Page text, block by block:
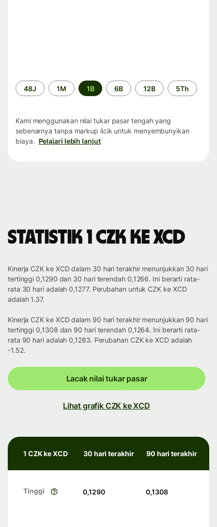
Periode
waktu
48J 1M 1B 6B 12B 5Th
Kami menggunakan nilai tukar pasar tengah yang
sebenarnya tanpa markup licik untuk menyembunyikan
biaya. Pelajari lebih lanjut
Statistik 1 CZK ke XCD
Kinerja CZK ke XCD dalam 30 hari terakhir menunjukkan 30 hari
tertinggi 0,1290 dan 30 hari terendah 0,1266. Ini berarti rata-
rata 30 hari adalah 0,1277. Perubahan untuk CZK ke XCD
adalah 1.37.
Kinerja CZK ke XCD dalam 90 hari terakhir menunjukkan 90 hari
tertinggi 0,1308 dan 90 hari terendah 0,1264. Ini berarti rata-
rata 90 hari adalah 0,1283. Perubahan CZK ke XCD adalah
-1.52.
Lacak nilai tukar pasar
Lihat grafik CZK ke XCD
1 CZK ke XCD 30 hari terakhir 90 hari terakhir
Tinggi 0,1290 0,1308